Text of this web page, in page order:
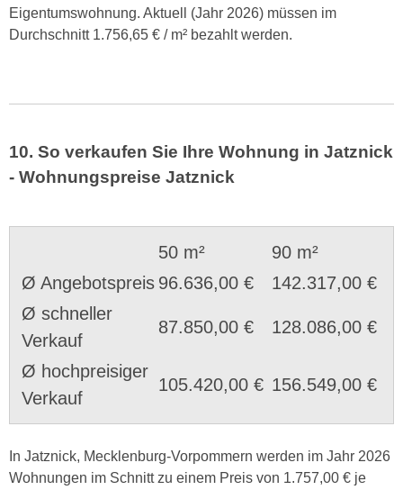
Eigentumswohnung. Aktuell (Jahr 2026) müssen im
Durchschnitt 1.756,65 € / m² bezahlt werden.
10. So verkaufen Sie Ihre Wohnung in Jatznick
- Wohnungspreise Jatznick
50 m²
90 m²
Ø Angebotspreis 96.636,00 €
142.317,00 €
Ø schneller
Verkauf
87.850,00 € 128.086,00 €
Ø hochpreisiger
Verkauf
105.420,00 € 156.549,00 €
In Jatznick, Mecklenburg-Vorpommern werden im Jahr 2026
Wohnungen im Schnitt zu einem Preis von 1.757,00 € je